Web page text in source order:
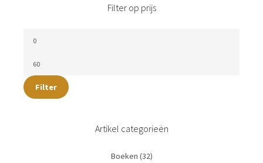
Filter op prijs
Filter
Artikel categorieën
Boeken (32)